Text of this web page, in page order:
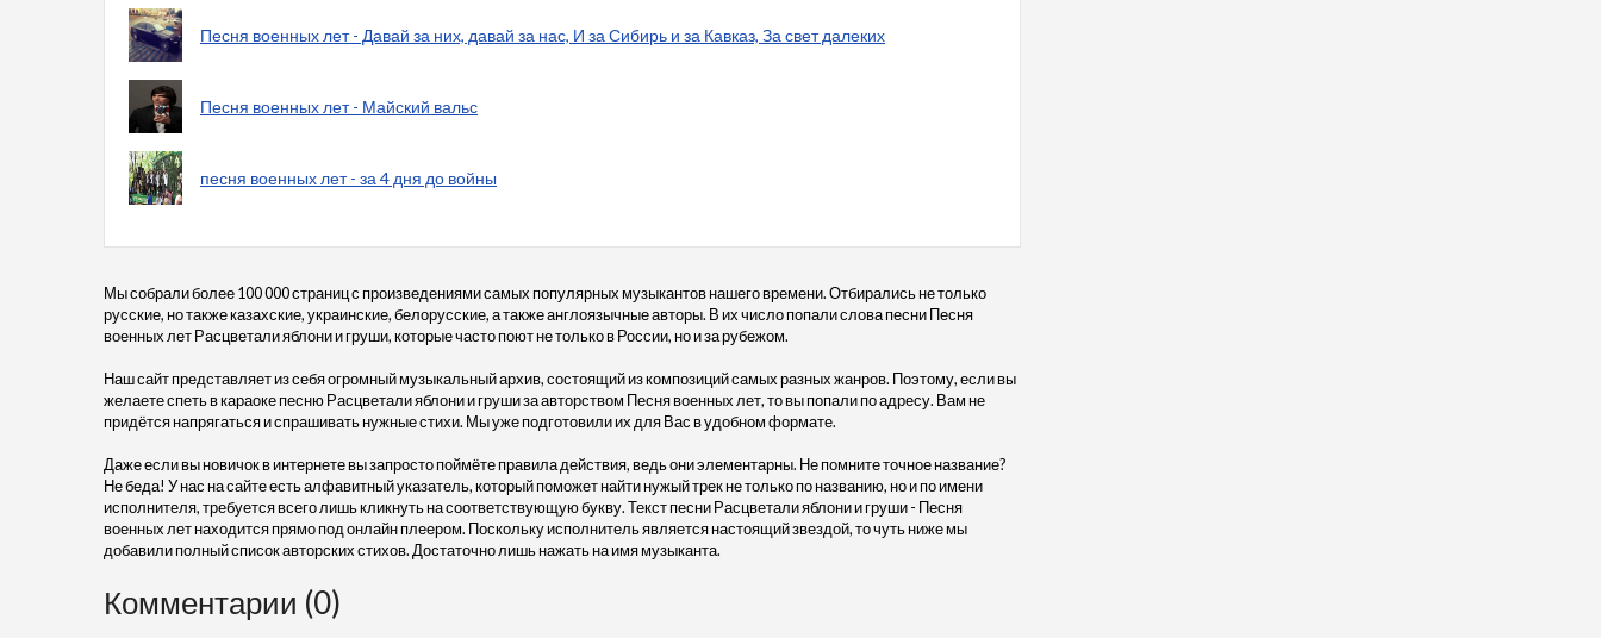
Песня военных лет - Давай за них, давай за нас, И за Сибирь и за Кавказ, За свет далеких
Песня военных лет - Майский вальс
песня военных лет - за 4 дня до войны
Мы собрали более 100 000 страниц с произведениями самых популярных музыкантов нашего времени. Отбирались не только
русские, но также казахские, украинские, белорусские, а также англоязычные авторы. В их число попали слова песни Песня
военных лет Расцветали яблони и груши, которые часто поют не только в России, но и за рубежом.
Наш сайт представляет из себя огромный музыкальный архив, состоящий из композиций самых разных жанров. Поэтому, если вы
желаете спеть в караоке песню Расцветали яблони и груши за авторством Песня военных лет, то вы попали по адресу. Вам не
придётся напрягаться и спрашивать нужные стихи. Мы уже подготовили их для Вас в удобном формате.
Даже если вы новичок в интернете вы запросто поймёте правила действия, ведь они элементарны. Не помните точное название?
Не беда! У нас на сайте есть алфавитный указатель, который поможет найти нужый трек не только по названию, но и по имени
исполнителя, требуется всего лишь кликнуть на соответствующую букву. Текст песни Расцветали яблони и груши - Песня
военных лет находится прямо под онлайн плеером. Поскольку исполнитель является настоящий звездой, то чуть ниже мы
добавили полный список авторских стихов. Достаточно лишь нажать на имя музыканта.
Комментарии (0)